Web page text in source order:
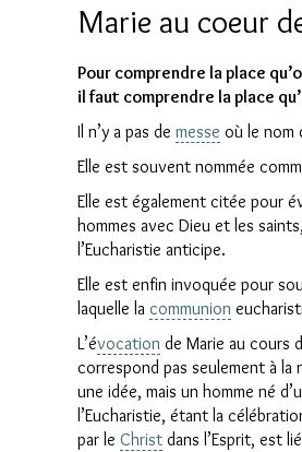
Marie au coeur
Pour comprendre la place
il faut comprendre la place
Il n’y a pas de messe où le nom
Elle est souvent nommée
Elle est également citée pour
hommes avec Dieu et les
l’Eucharistie anticipe.
Elle est enfin invoquée pour
laquelle la communion
L’évocation de Marie au cours
correspond pas seulement à la
une idée, mais un homme né
l’Eucharistie, étant la
par le Christ dans l’Esprit, est